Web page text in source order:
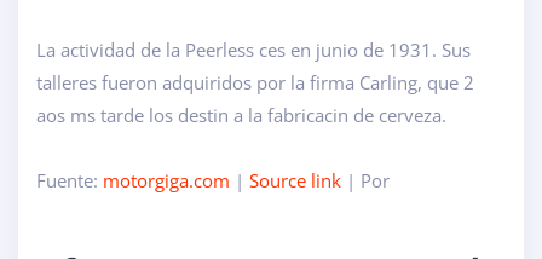
La actividad de la Peerless ces en junio de 1931. Sus
talleres fueron adquiridos por la firma Carling, que 2
aos ms tarde los destin a la fabricacin de cerveza.
Fuente: motorgiga.com | Source link | Por